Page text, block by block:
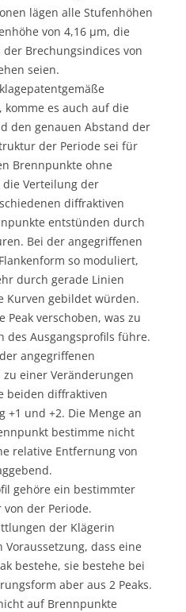
lägen alle Stufenhöhen
von 4,16 µm, die
Brechungsindices von
seien.
es auch auf die
den genauen Abstand der
der Periode sei für
Brennpunkte ohne
Verteilung der
diffraktiven
entstünden durch
Bei der angegriffenen
so moduliert,
durch gerade Linien
Kurven gebildet würden.
verschoben, was zu
des Ausgangsprofils führe.
angegriffenen
einer Veränderungen
beiden diffraktiven
+1 und +2. Die Menge an
bestimme nicht
relative Entfernung von
gehöre ein bestimmter
der Periode.
der Klägerin
dass eine
bestehe, sie bestehe bei
aber aus 2 Peaks.
auf Brennpunkte